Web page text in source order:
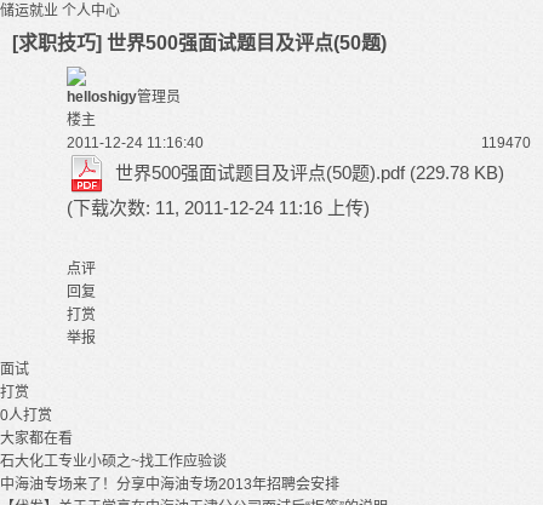
储运就业 个人中心
[求职技巧] 世界500强面试题目及评点(50题)
helloshigy管理员
楼主
2011-12-24 11:16:40
119470
世界500强面试题目及评点(50题).pdf (229.78 KB)
(下载次数: 11, 2011-12-24 11:16 上传)
点评
回复
打赏
举报
面试
打赏
0人打赏
大家都在看
石大化工专业小硕之~找工作应验谈
中海油专场来了！分享中海油专场2013年招聘会安排